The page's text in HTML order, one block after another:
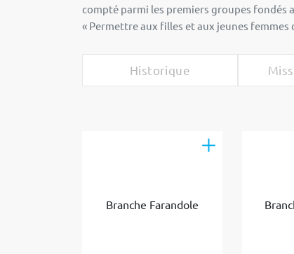
compté parmi les premiers groupes fondés
« Permettre aux filles et aux jeunes
Historique
Branche Farandole